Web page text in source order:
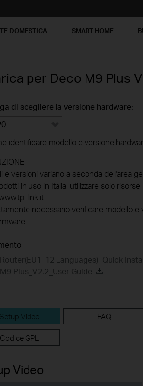
DOMESTICA SMART HOME
per Deco M9 Plus
di scegliere la versione hardware:
identificare modello e versione
e versioni variano a seconda dell'area
in uso in Italia, utilizzare solo
link.it .
necessario verificare modello e
Languages)_Quick
Plus_V2.2_User Guide
Setup Video FAQ
Codice GPL
Video